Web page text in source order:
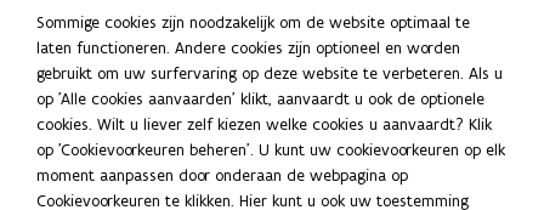
)
De inhoud van de negatieve wilsverklaring iswettelijk
afdwingbaar. Met andere woorden: artsen moéten hiermee
rekening houden.
Deel deze pagina
L
K
Sommige cookies zijn noodzakelijk om de website optimaal te
laten functioneren. Andere cookies zijn optioneel en worden
gebruikt om uw surfervaring op deze website te verbeteren. Als u
op 'Alle cookies aanvaarden' klikt, aanvaardt u ook de optionele
cookies. Wilt u liever zelf kiezen welke cookies u aanvaardt? Klik
op 'Cookievoorkeuren beheren'. U kunt uw cookievoorkeuren op elk
moment aanpassen door onderaan de webpagina op
Cookievoorkeuren te klikken. Hier kunt u ook uw toestemming